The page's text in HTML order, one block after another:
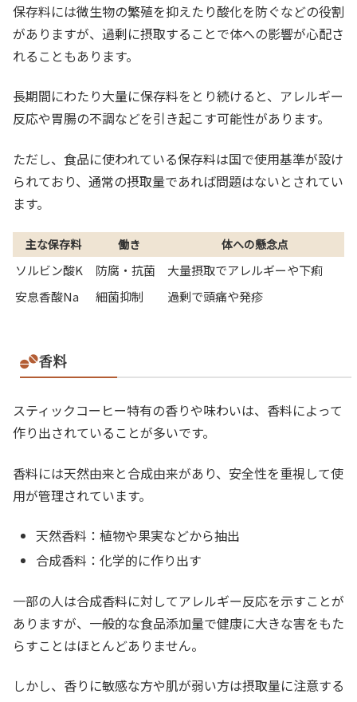
保存料には微生物の繁殖を抑えたり酸化を防ぐなどの役割
がありますが、過剰に摂取することで体への影響が心配さ
れることもあります。
長期間にわたり大量に保存料をとり続けると、アレルギー
反応や胃腸の不調などを引き起こす可能性があります。
ただし、食品に使われている保存料は国で使用基準が設け
られており、通常の摂取量であれば問題はないとされてい
ます。
主な保存料 働き 体への懸念点
ソルビン酸K 防腐・抗菌
大量摂取でアレルギーや下痢
安息香酸Na
細菌抑制 過剰で頭痛や発疹
香料
スティックコーヒー特有の香りや味わいは、香料によって
作り出されていることが多いです。
香料には天然由来と合成由来があり、安全性を重視して使
用が管理されています。
天然香料：植物や果実などから抽出
合成香料：化学的に作り出す
一部の人は合成香料に対してアレルギー反応を示すことが
ありますが、一般的な食品添加量で健康に大きな害をもた
らすことはほとんどありません。
しかし、香りに敏感な方や肌が弱い方は摂取量に注意する